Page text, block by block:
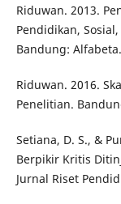
Riduwan. 2013.
Pendidikan,
Bandung: Alfabeta.
Riduwan. 2016.
Penelitian.
Setiana, D. S., &
Berpikir Kritis
Jurnal Riset